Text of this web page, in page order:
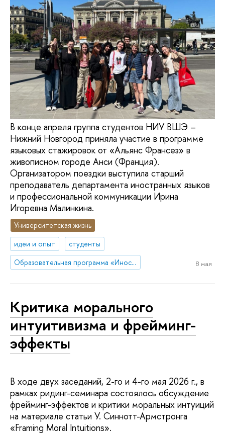
В конце апреля группа студентов НИУ ВШЭ –
Нижний Новгород приняла участие в программе
языковых стажировок от «Альянс Франсез» в
живописном городе Анси (Франция).
Организатором поездки выступила старший
преподаватель департамента иностранных языков
и профессиональной коммуникации Ирина
Игоревна Малинкина.
Университетская жизнь
идеи и опыт
студенты
Образовательная программа «Иностранные языки и межкультурная бизнес-коммуникация»
8 мая
Критика морального
интуитивизма и фрейминг-
эффекты
В ходе двух заседаний, 2-го и 4-го мая 2026 г., в
рамках ридинг-семинара состоялось обсуждение
фрейминг-эффектов и критики моральных интуиций
на материале статьи У. Синнотт-Армстронга
«Framing Moral Intuitions».